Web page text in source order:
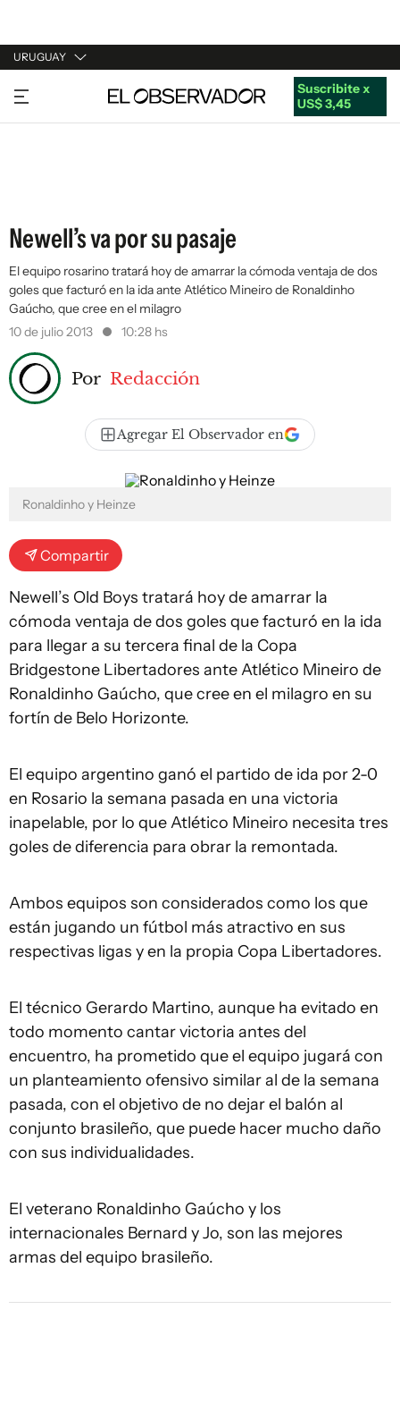
URUGUAY
URUGUAY
ARGENTINA
Suscribite x
US$ 3,45
Newell’s va por su pasaje
El equipo rosarino tratará hoy de amarrar la cómoda ventaja de dos
goles que facturó en la ida ante Atlético Mineiro de Ronaldinho
Gaúcho, que cree en el milagro
10 de julio 2013
10:28 hs
Por Redacción
Agregar El Observador en
Ronaldinho y Heinze
Compartir
Newell’s Old Boys tratará hoy de amarrar la
cómoda ventaja de dos goles que facturó en la ida
para llegar a su tercera final de la Copa
Bridgestone Libertadores ante Atlético Mineiro de
Ronaldinho Gaúcho, que cree en el milagro en su
fortín de Belo Horizonte.
El equipo argentino ganó el partido de ida por 2-0
en Rosario la semana pasada en una victoria
inapelable, por lo que Atlético Mineiro necesita tres
goles de diferencia para obrar la remontada.
Ambos equipos son considerados como los que
están jugando un fútbol más atractivo en sus
respectivas ligas y en la propia Copa Libertadores.
El técnico Gerardo Martino, aunque ha evitado en
todo momento cantar victoria antes del
encuentro, ha prometido que el equipo jugará con
un planteamiento ofensivo similar al de la semana
pasada, con el objetivo de no dejar el balón al
conjunto brasileño, que puede hacer mucho daño
con sus individualidades.
El veterano Ronaldinho Gaúcho y los
internacionales Bernard y Jo, son las mejores
armas del equipo brasileño.